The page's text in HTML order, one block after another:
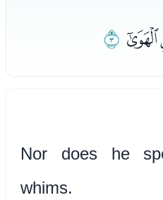
ﭟ
Nor does he
whims.